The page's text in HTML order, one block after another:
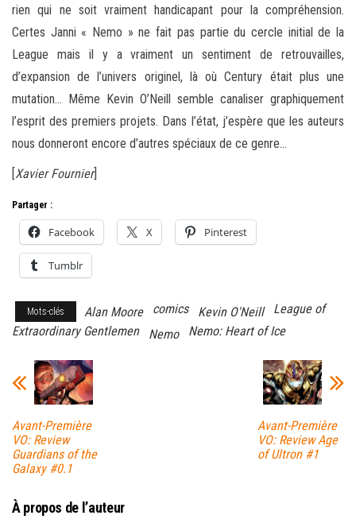
rien qui ne soit vraiment handicapant pour la compréhension.
Certes Janni « Nemo » ne fait pas partie du cercle initial de la
League mais il y a vraiment un sentiment de retrouvailles,
d’expansion de l’univers originel, là où Century était plus une
mutation… Même Kevin O’Neill semble canaliser graphiquement
l’esprit des premiers projets. Dans l’état, j’espère que les auteurs
nous donneront encore d’autres spéciaux de ce genre…
[Xavier Fournier]
Partager :
Facebook X Pinterest
Tumblr
Mots-clés Alan Moore comics Kevin O'Neill
League of
Extraordinary Gentlemen
Nemo Nemo: Heart of Ice
Avant-Première
VO: Review
Guardians of the
Galaxy #0.1
Avant-Première
VO: Review Age
of Ultron #1
À propos de l’auteur